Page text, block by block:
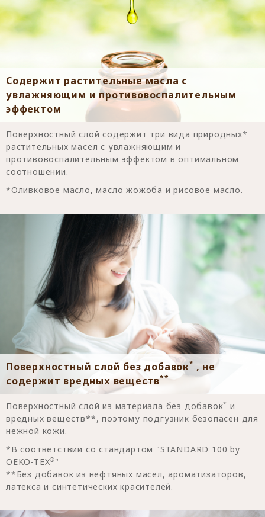
Содержит растительные масла с
увлажняющим и противовоспалительным
эффектом
Поверхностный слой содержит три вида природных*
растительных масел с увлажняющим и
противовоспалительным эффектом в оптимальном
соотношении.
*Оливковое масло, масло жожоба и рисовое масло.
Поверхностный слой без добавок* , не
содержит вредных веществ**
Поверхностный слой из материала без добавок* и
вредных веществ**, поэтому подгузник безопасен для
нежной кожи.
*В соответствии со стандартом "STANDARD 100 by
OEKO-TEX®"
**Без добавок из нефтяных масел, ароматизаторов,
латекса и синтетических красителей.